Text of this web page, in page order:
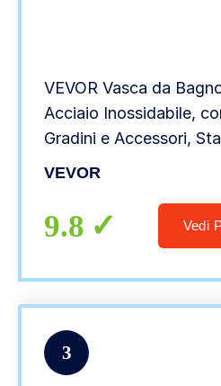
VEVOR Vasca da
Acciaio Inossidabile,
Gradini e Accessori,
per Cani (Forma X)
VEVOR
9.8 Vedi
3